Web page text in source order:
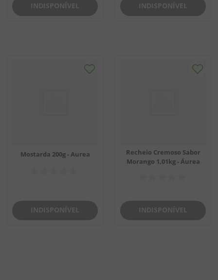
INDISPONÍVEL INDISPONÍVEL
Mostarda 200g - Aurea
INDISPONÍVEL
Recheio Cremoso Sabor
Morango 1,01kg - Áurea
INDISPONÍVEL